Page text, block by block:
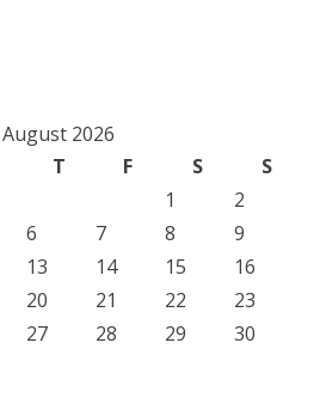
August 2026
T F S
S
1
2
6 7 8
9
13 14 15
16
20 21 22
23
27 28 29
30